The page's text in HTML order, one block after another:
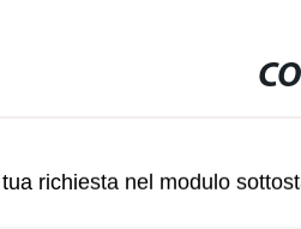
richiesta nel modulo